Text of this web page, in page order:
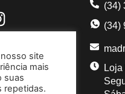
R$19,00 no Pix
(34)
(34)
site
mais
suas
repetidas.